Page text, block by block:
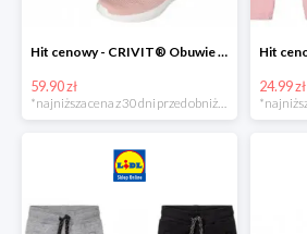
Hit cenowy - CRIVIT® Obuwie dziewczęce sportowe i na co dzień, 1 para
59.90 zł 24.99 zł